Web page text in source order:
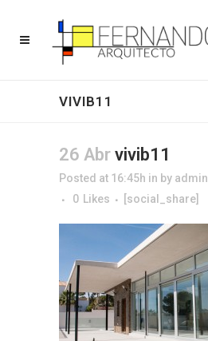
VIVIB11
26 Abr vivib11
Posted at 16:45h in by admin
0 Likes [social_share]